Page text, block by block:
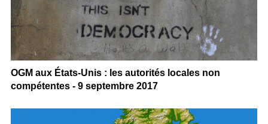
OGM aux États-Unis : les autorités locales non
compétentes - 9 septembre 2017